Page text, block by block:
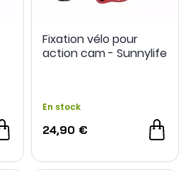
Fixation vélo pour
action cam - Sunnylife
En stock
24,90 €